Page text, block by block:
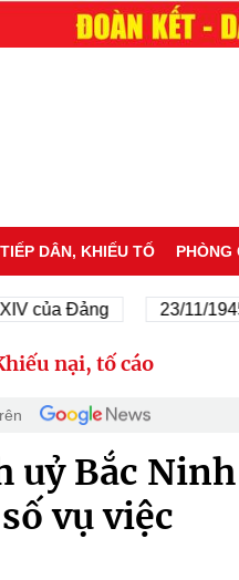
TIẾP DÂN, KHIẾU TỐ PHÒNG
Đảng 23/11/1945 -
nại, tố cáo
uỷ Bắc
vụ việc